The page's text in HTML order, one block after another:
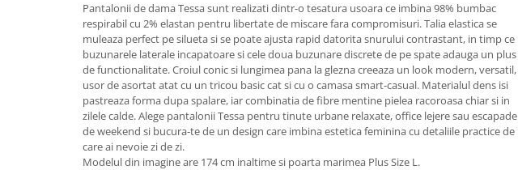
Pantalonii de dama Tessa sunt realizati dintr-o tesatura usoara ce imbina 98% bumbac
respirabil cu 2% elastan pentru libertate de miscare fara compromisuri. Talia elastica se
muleaza perfect pe silueta si se poate ajusta rapid datorita snurului contrastant, in timp ce
buzunarele laterale incapatoare si cele doua buzunare discrete de pe spate adauga un plus
de functionalitate. Croiul conic si lungimea pana la glezna creeaza un look modern, versatil,
usor de asortat atat cu un tricou basic cat si cu o camasa smart-casual. Materialul dens isi
pastreaza forma dupa spalare, iar combinatia de fibre mentine pielea racoroasa chiar si in
zilele calde. Alege pantalonii Tessa pentru tinute urbane relaxate, office lejere sau escapade
de weekend si bucura‑te de un design care imbina estetica feminina cu detaliile practice de
care ai nevoie zi de zi.
Modelul din imagine are 174 cm inaltime si poarta marimea Plus Size L.